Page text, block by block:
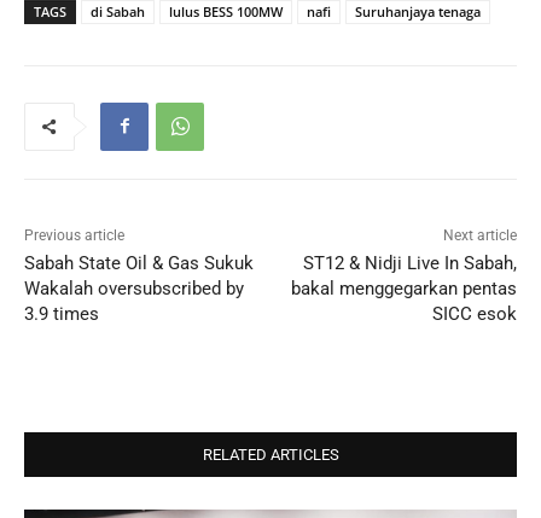
TAGS di Sabah lulus BESS 100MW nafi Suruhanjaya tenaga
Previous article
Sabah State Oil & Gas Sukuk
Wakalah oversubscribed by
3.9 times
Next article
ST12 & Nidji Live In Sabah,
bakal menggegarkan pentas
SICC esok
RELATED ARTICLES